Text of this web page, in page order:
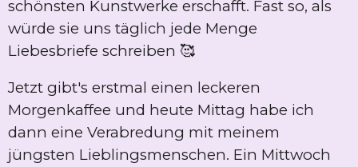
schönsten Kunstwerke erschafft. Fast so, als
würde sie uns täglich jede Menge
Liebesbriefe schreiben 🥰
Jetzt gibt's erstmal einen leckeren
Morgenkaffee und heute Mittag habe ich
dann eine Verabredung mit meinem
jüngsten Lieblingsmenschen. Ein Mittwoch